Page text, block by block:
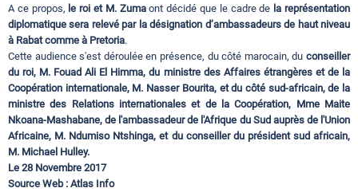
A ce propos, le roi et M. Zumaont décidé que le cadre de la représentation
diplomatique sera relevé par la désignation d’ambassadeurs de haut niveau
à Rabat comme à Pretoria.
Cette audience s'est déroulée en présence, du côté marocain, du conseiller
du roi, M. Fouad Ali El Himma, du ministre des Affaires étrangères et de la
Coopération internationale, M. Nasser Bourita, et du côté sud-africain, de la
ministre des Relations internationales et de la Coopération, Mme Maite
Nkoana-Mashabane, de l'ambassadeur de l'Afrique du Sud auprès de l'Union
Africaine, M. Ndumiso Ntshinga, et du conseiller du président sud africain,
M. Michael Hulley.
Le 28 Novembre 2017
Source Web : Atlas Info